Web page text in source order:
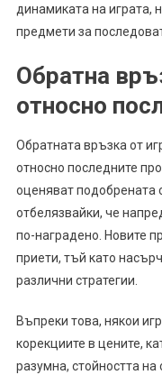
динамиката на играта,
предмети за
Обратна
относно
Обратната връзка от
относно последните
оценяват подобрената
отбелязвайки, че
по-наградено. Новите
приети, тъй като
различни стратегии.
Въпреки това, някои
корекциите в цените,
разумна, стойността